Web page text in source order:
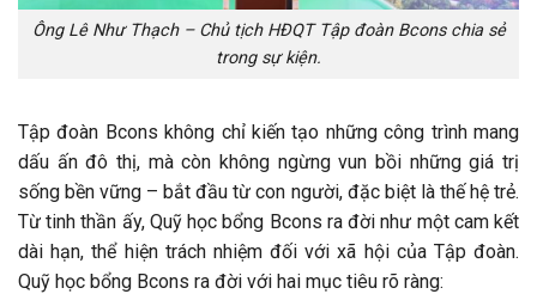
Ông Lê Như Thạch – Chủ tịch HĐQT Tập đoàn Bcons chia sẻ
trong sự kiện.
Tập đoàn Bcons không chỉ kiến tạo những công trình mang
dấu ấn đô thị, mà còn không ngừng vun bồi những giá trị
sống bền vững – bắt đầu từ con người, đặc biệt là thế hệ trẻ.
Từ tinh thần ấy, Quỹ học bổng Bcons ra đời như một cam kết
dài hạn, thể hiện trách nhiệm đối với xã hội của Tập đoàn.
Quỹ học bổng Bcons ra đời với hai mục tiêu rõ ràng: